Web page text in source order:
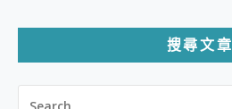
搜尋文章